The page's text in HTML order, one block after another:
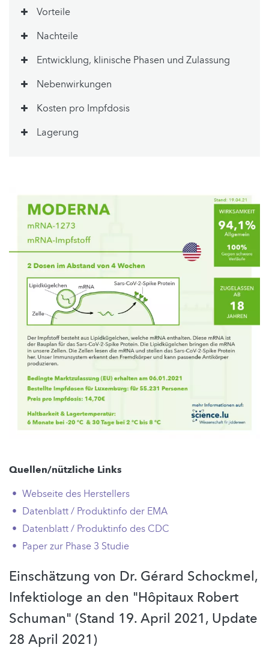
Vorteile
Nachteile
Entwicklung, klinische Phasen und Zulassung
Nebenwirkungen
Kosten pro Impfdosis
Lagerung
Quellen/nützliche Links
Webseite des Herstellers
Datenblatt / Produktinfo der EMA
Datenblatt / Produktinfo des CDC
Paper zur Phase 3 Studie
Einschätzung von Dr. Gérard Schockmel,
Infektiologe an den "Hôpitaux Robert
Schuman" (Stand 19. April 2021, Update
28 April 2021)